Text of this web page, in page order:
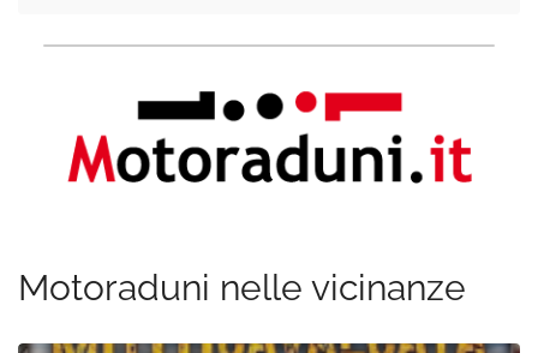
Motoraduni nelle vicinanze